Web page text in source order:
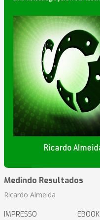
Medindo Resultados
Ricardo Almeida
IMPRESSO EBOOK